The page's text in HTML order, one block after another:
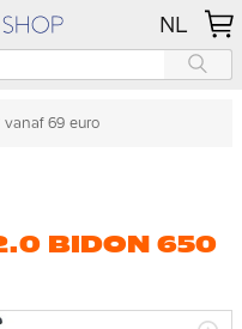
NL
69 euro
BIDON 650